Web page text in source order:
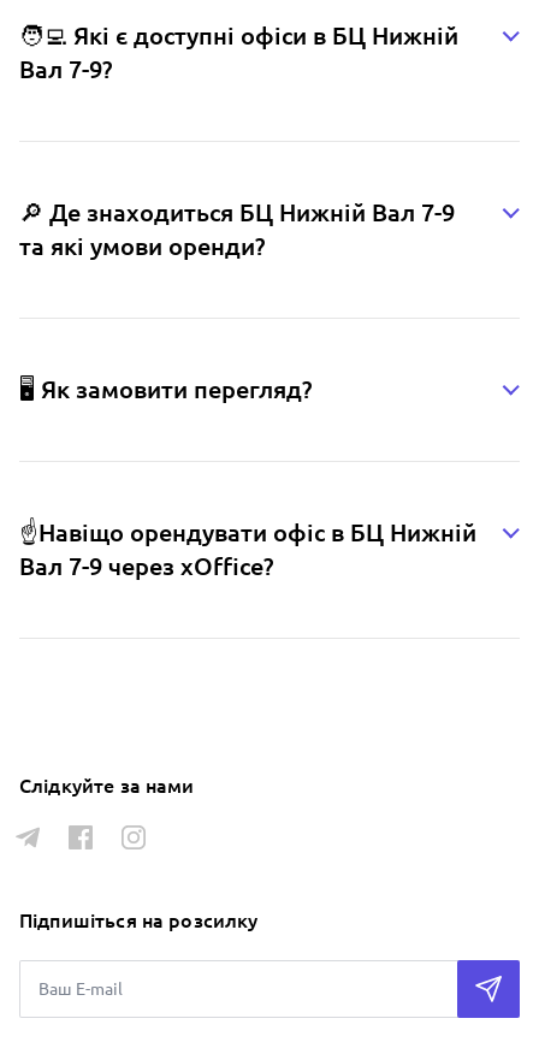
🧑‍💻 Які є доступні офіси в БЦ Нижній
Вал 7-9?
🔎 Де знаходиться БЦ Нижній Вал 7-9
та які умови оренди?
🖥️ Як замовити перегляд?
☝️Навіщо орендувати офіс в БЦ Нижній
Вал 7-9 через xOffice?
Слідкуйте за нами
Підпишіться на розсилку